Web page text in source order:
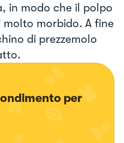
in modo che il polpo
morbido. A fine
di prezzemolo
per